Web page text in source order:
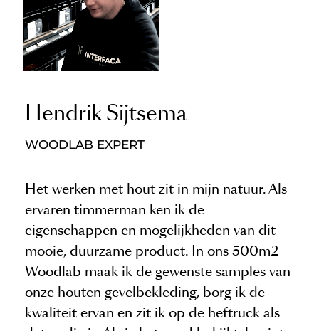
Hendrik Sijtsema
WOODLAB EXPERT
Het werken met hout zit in mijn natuur. Als
ervaren timmerman ken ik de
eigenschappen en mogelijkheden van dit
mooie, duurzame product. In ons 500m2
Woodlab maak ik de gewenste samples van
onze houten gevelbekleding, borg ik de
kwaliteit ervan en zit ik op de heftruck als